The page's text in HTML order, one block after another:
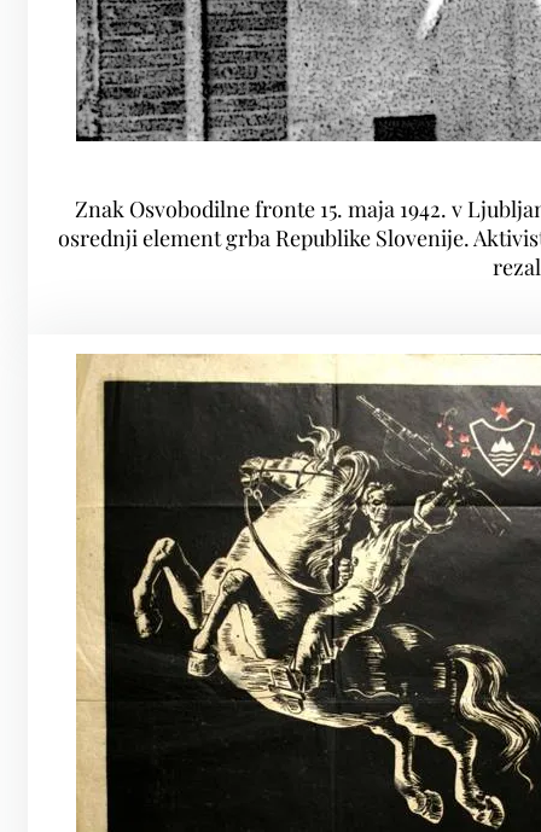
Znak Osvobodilne fronte 15. maja 1942. v
osrednji element grba Republike Slovenije.